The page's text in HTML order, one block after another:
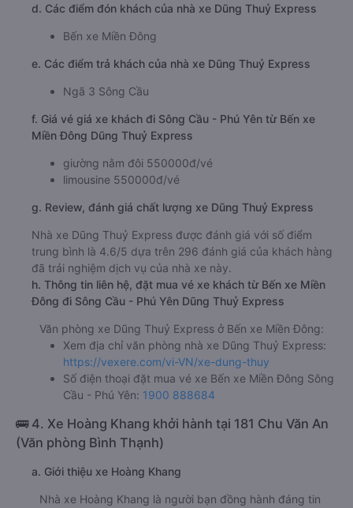
d. Các điểm đón khách của nhà xe Dũng Thuỷ Express
Bến xe Miền Đông
e. Các điểm trả khách của nhà xe Dũng Thuỷ Express
Ngã 3 Sông Cầu
f. Giá vé giá xe khách đi Sông Cầu - Phú Yên từ Bến xe
Miền Đông Dũng Thuỷ Express
giường nằm đôi 550000đ/vé
limousine 550000đ/vé
g. Review, đánh giá chất lượng xe Dũng Thuỷ Express
Nhà xe Dũng Thuỷ Express được đánh giá với số điểm
trung bình là 4.6/5 dựa trên 296 đánh giá của khách hàng
đã trải nghiệm dịch vụ của nhà xe này.
h. Thông tin liên hệ, đặt mua vé xe khách từ Bến xe Miền
Đông đi Sông Cầu - Phú Yên Dũng Thuỷ Express
Văn phòng xe Dũng Thuỷ Express ở Bến xe Miền Đông:
Xem địa chỉ văn phòng nhà xe Dũng Thuỷ Express:
https://vexere.com/vi-VN/xe-dung-thuy
Số điện thoại đặt mua vé xe Bến xe Miền Đông Sông
Cầu - Phú Yên: 1900 888684
🚌 4. Xe Hoàng Khang khởi hành tại 181 Chu Văn An
(Văn phòng Bình Thạnh)
a. Giới thiệu xe Hoàng Khang
Nhà xe Hoàng Khang là người bạn đồng hành đáng tin